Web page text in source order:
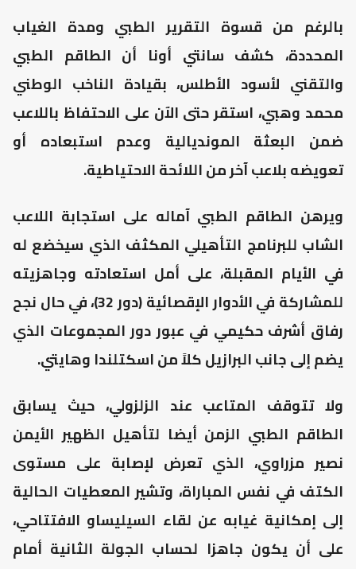
بالرغم من قسوة التقرير الطبي ومدة الغياب
المحددة، كشف سانتي أونا أن الطاقم الطبي
والتقني لأسود الأطلس، بقيادة الناخب الوطني
محمد وهبي، استقر حتى الآن على الاحتفاظ باللاعب
ضمن البعثة المونديالية وعدم استبعاده أو
تعويضه بلاعب آخر من اللائحة الاحتياطية.
ويرهن الطاقم الطبي آماله على استجابة اللاعب
الشاب للبرنامج التأهيلي المكثف الذي سيخضع له
في الأيام المقبلة، على أمل استعادته وجاهزيته
للمشاركة في الأدوار الإقصائية (دور 32)، في حال نجح
رفاق أشرف حكيمي في عبور دور المجموعات الذي
يضم إلى جانب البرازيل كلاً من اسكتلندا وهايتي.
ولا تتوقف المتاعب عند الزلزولي، حيث يسابق
الطاقم الطبي الزمن أيضا لتأهيل الظهير الأيمن
نصير مزراوي، الذي تعرض لإصابة على مستوى
الكتف في نفس المباراة، وتشير المعطيات الحالية
إلى إمكانية غيابه عن لقاء السيليساو الافتتاحي،
على أن يكون جاهزا لحساب الجولة الثانية أمام